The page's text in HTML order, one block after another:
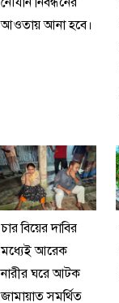
আওতায় আনা হবে।
চার বিয়ের দাবির
মধ্যেই আরেক
নারীর ঘরে আটক
জামায়াত সমর্থিত